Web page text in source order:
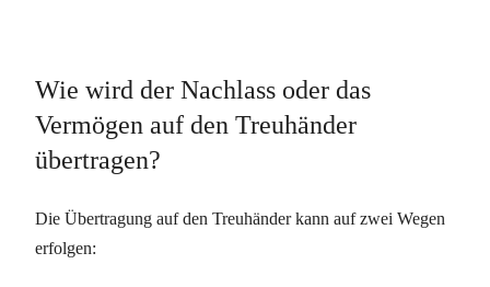
Wie wird der Nachlass oder das
Vermögen auf den Treuhänder
übertragen?
Die Übertragung auf den Treuhänder kann auf zwei Wegen
erfolgen: